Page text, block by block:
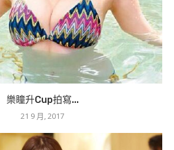
樂瞳升Cup拍寫...
21 9 月, 2017